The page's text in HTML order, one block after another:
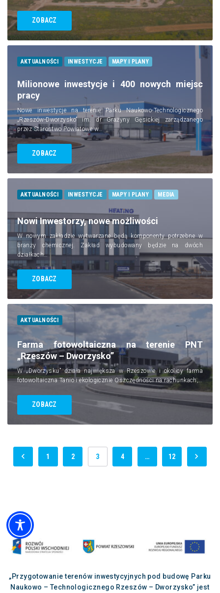
ZOBACZ
AKTUALNOŚCI INWESTYCJE MAPY I PLANY
Milionowe inwestycje i 400 nowych miejsc
pracy
Nowe inwestycje na terenie Parku Naukowo-Technologicznego
„Rzeszów-Dworzysko” im. dr Grażyny Gęsickiej zarządzanego
przez Starostwo Powiatowe w…
ZOBACZ
AKTUALNOŚCI INWESTYCJE MAPY I PLANY MEDIA
Nowi Inwestorzy, nowe możliwości
W nowym zakładzie wytwarzane będą komponenty potrzebne w
branży chemicznej. Zakład wybudowany będzie na dwóch
działkach…
ZOBACZ
AKTUALNOŚCI
Farma fotowoltaiczna na terenie PNT
„Rzeszów – Dworzysko”
W „Dworzysku” działa największa w Rzeszowie i okolicy farma
fotowoltaiczna Tanio i ekologicznie Oszczędności na rachunkach,…
ZOBACZ
1 2 3 4 … 12
„Przygotowanie terenów inwestycyjnych pod budowę Parku
Naukowo – Technologicznego Rzeszów – Dworzysko” jest